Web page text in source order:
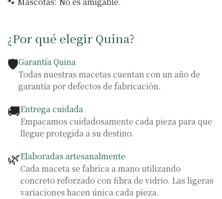
¿Por qué elegir Quina?
🛡️Garantía Quina
Todas nuestras macetas cuentan con un año de
garantía por defectos de fabricación.
🚚Entrega cuidada
Empacamos cuidadosamente cada pieza para que
llegue protegida a su destino.
🌿Elaboradas artesanalmente
Cada maceta se fabrica a mano utilizando
concreto reforzado con fibra de vidrio. Las ligeras
variaciones hacen única cada pieza.